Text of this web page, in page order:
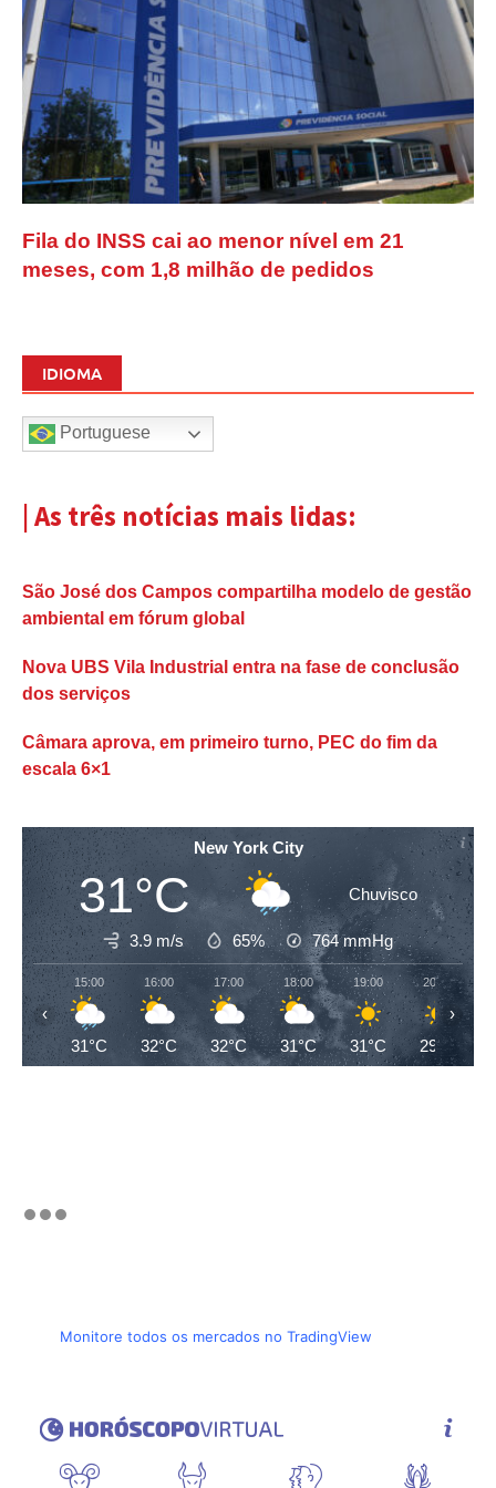
Fila do INSS cai ao menor nível em 21
meses, com 1,8 milhão de pedidos
IDIOMA
Portuguese
| As três notícias mais lidas:
São José dos Campos compartilha modelo de gestão
ambiental em fórum global
Nova UBS Vila Industrial entra na fase de conclusão
dos serviços
Câmara aprova, em primeiro turno, PEC do fim da
escala 6×1
New York City
31°C Chuvisco
3.9 m/s 65% 764mmHg
15:00
31°C
16:00
32°C
17:00
32°C
18:00
31°C
19:00
31°C
20:00
29°C
‹ ›
Monitore todos os mercados no TradingView